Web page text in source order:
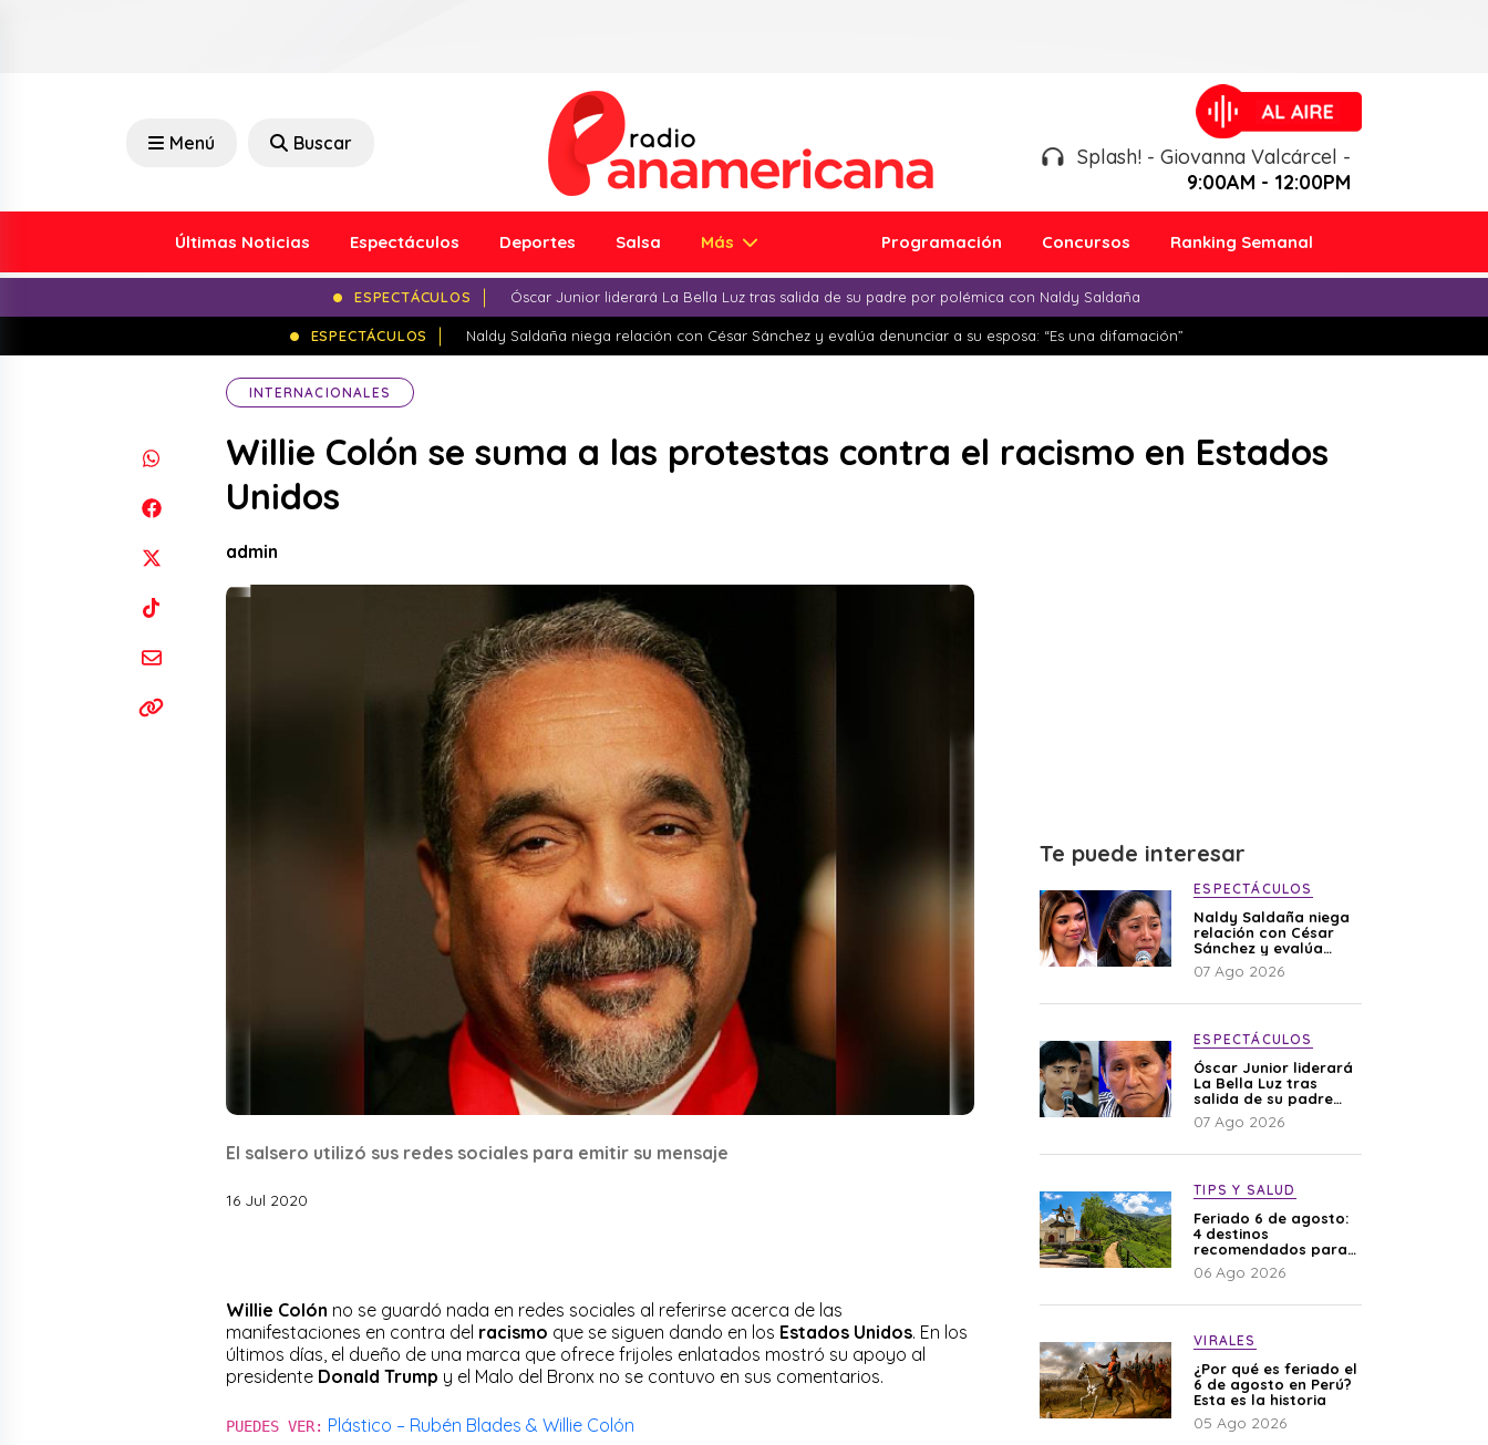
Menú Buscar
Splash! - Giovanna Valcárcel -
9:00AM - 12:00PM
Últimas Noticias Espectáculos Deportes Salsa Más Programación Concursos Ranking Semanal
ESPECTÁCULOS Óscar Junior liderará La Bella Luz tras salida de su padre por polémica con Naldy Saldaña
ESPECTÁCULOS Naldy Saldaña niega relación con César Sánchez y evalúa denunciar a su esposa: “Es una difamación”
INTERNACIONALES
Willie Colón se suma a las protestas contra el racismo en Estados
Unidos
admin
El salsero utilizó sus redes sociales para emitir su mensaje
16 Jul 2020
Willie Colón no se guardó nada en redes sociales al referirse acerca de las
manifestaciones en contra del racismo que se siguen dando en los Estados Unidos. En los
últimos días, el dueño de una marca que ofrece frijoles enlatados mostró su apoyo al
presidente Donald Trump y el Malo del Bronx no se contuvo en sus comentarios.
PUEDES VER: Plástico – Rubén Blades & Willie Colón
Te puede interesar
ESPECTÁCULOS
Naldy Saldaña niega
relación con César
Sánchez y evalúa
denunciar a su
esposa: “Es una
07 Ago 2026
ESPECTÁCULOS
Óscar Junior liderará
La Bella Luz tras
salida de su padre
por polémica con
Naldy Saldaña
07 Ago 2026
TIPS Y SALUD
Feriado 6 de agosto:
4 destinos
recomendados para
disfrutar el descanso
06 Ago 2026
VIRALES
¿Por qué es feriado el
6 de agosto en Perú?
Esta es la historia
05 Ago 2026